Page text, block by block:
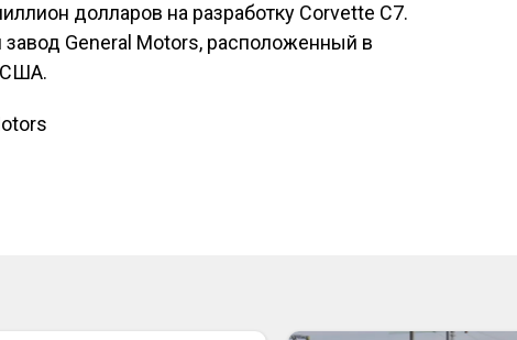
долларов на разработку Corvette C7.
завод General Motors, расположенный в
США.